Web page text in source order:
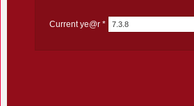
Current ye@r *